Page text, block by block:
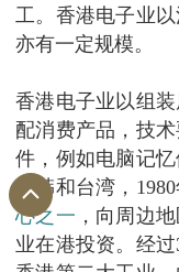
工。香港电子业
亦有一定规模。
香港电子业以组
配消费产品，技
件，例如电脑记
南韩和台湾， 1980
心之一 ，向周边
业在港投资。经过